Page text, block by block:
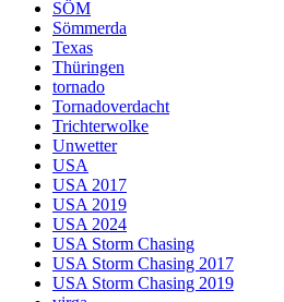
SÖM
Sömmerda
Texas
Thüringen
tornado
Tornadoverdacht
Trichterwolke
Unwetter
USA
USA 2017
USA 2019
USA 2024
USA Storm Chasing
USA Storm Chasing 2017
USA Storm Chasing 2019